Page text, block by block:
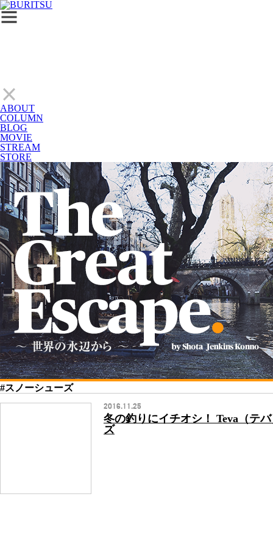
ABOUT
COLUMN
BLOG
MOVIE
STREAM
STORE
#スノーシューズ
2016.11.25
冬の釣りにイチオシ！ Teva（テ
ズ